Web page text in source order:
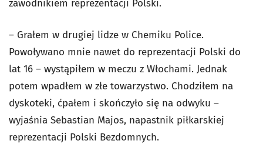
zawodnikiem reprezentacji Polski.
– Grałem w drugiej lidze w Chemiku Police.
Powoływano mnie nawet do reprezentacji Polski do
lat 16 – wystąpiłem w meczu z Włochami. Jednak
potem wpadłem w złe towarzystwo. Chodziłem na
dyskoteki, ćpałem i skończyło się na odwyku –
wyjaśnia Sebastian Majos, napastnik piłkarskiej
reprezentacji Polski Bezdomnych.